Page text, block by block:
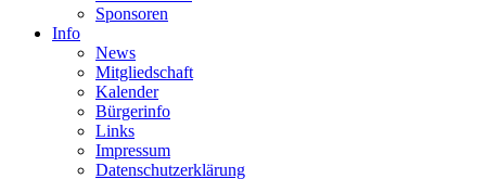
Sponsoren
Info
News
Mitgliedschaft
Kalender
Bürgerinfo
Links
Impressum
Datenschutzerklärung